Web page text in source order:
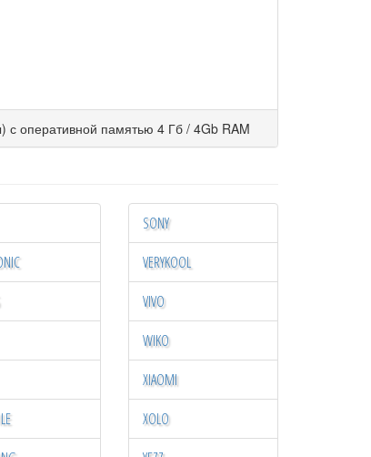
оперативной памятью 4 Гб / 4Gb RAM
SONY
VERYKOOL
VIVO
WIKO
XIAOMI
XOLO